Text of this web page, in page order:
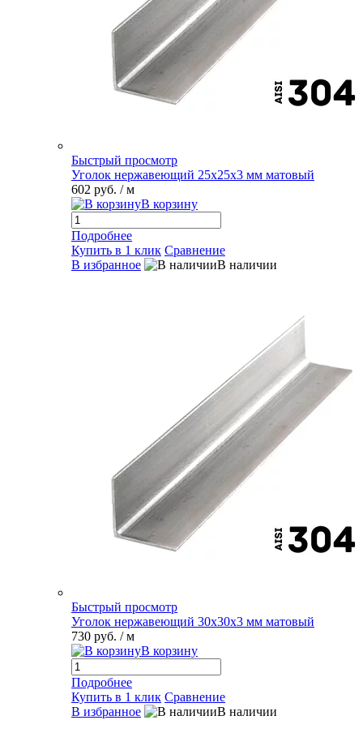
Быстрый просмотр
Уголок нержавеющий 25х25х3 мм матовый
602 руб. / м
В корзину
Подробнее
Купить в 1 клик Сравнение
В избранное
В наличии
Быстрый просмотр
Уголок нержавеющий 30х30х3 мм матовый
730 руб. / м
В корзину
Подробнее
Купить в 1 клик Сравнение
В избранное
В наличии